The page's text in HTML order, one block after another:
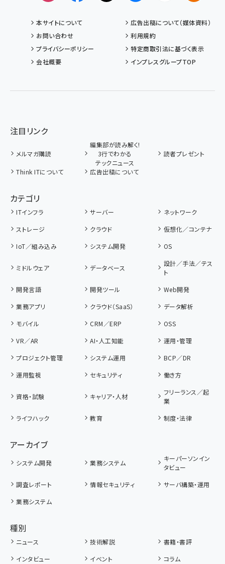
本サイトについて
広告出稿について（媒体資料）
お問い合わせ
利用規約
プライバシーポリシー
特定商取引法に基づく表示
会社概要
インプレスグループTOP
注目リンク
メルマガ購読
編集部が読み解く!
3行でわかる
テックニュース
読者プレゼント
Think ITについて 広告出稿について
カテゴリ
ITインフラ サーバー
ネットワーク
ストレージ
クラウド
仮想化／コンテナ
IoT／組み込み
システム開発 OS
ミドルウェア データベース
設計／手法／テス
ト
開発言語
開発ツール
Web開発
業務アプリ
クラウド（SaaS）
データ解析
モバイル
CRM／ERP
OSS
VR／AR
AI・人工知能
運用・管理
プロジェクト管理
システム運用
BCP／DR
運用監視
セキュリティ 働き方
資格・試験 キャリア・人材
フリーランス／起
業
ライフハック
教育 制度・法律
アーカイブ
システム開発 業務システム
キーパーソンイン
タビュー
調査レポート
情報セキュリティ
サーバ構築・運用
業務システム
種別
ニュース 技術解説
書籍・書評
インタビュー
イベント
コラム